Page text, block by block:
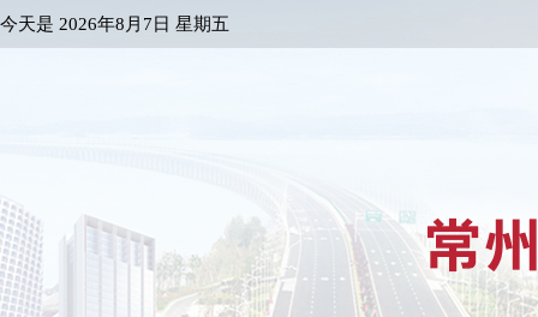
今天是 2026年8月7日 星期五